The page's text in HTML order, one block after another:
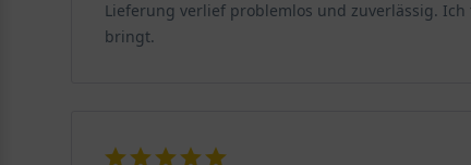
Lieferung verlief problemlos und zuverlässig.
bringt.